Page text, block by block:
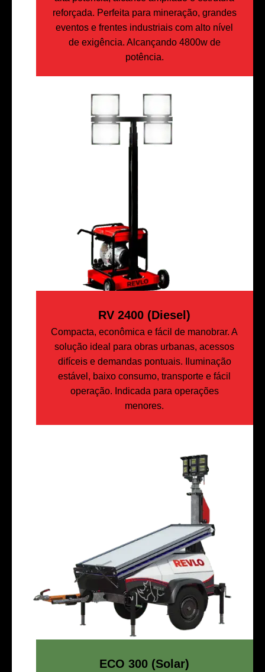
reforçada. Perfeita para mineração, grandes
eventos e frentes industriais com alto nível
de exigência. Alcançando 4800w de
potência.
RV 2400 (Diesel)
Compacta, econômica e fácil de manobrar. A
solução ideal para obras urbanas, acessos
difíceis e demandas pontuais. Iluminação
estável, baixo consumo, transporte e fácil
operação. Indicada para operações
menores.
ECO 300 (Solar)